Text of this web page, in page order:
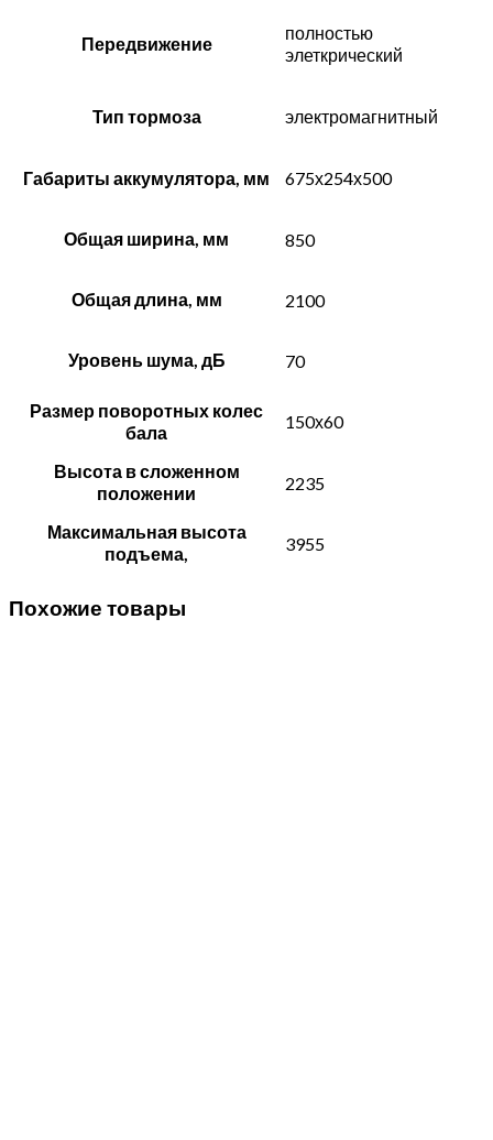
Передвижение
полностью
элеткрический
Тип тормоза электромагнитный
Габариты аккумулятора, мм 675х254х500
Общая ширина, мм 850
Общая длина, мм 2100
Уровень шума, дБ 70
Размер поворотных колес
бала
150х60
Высота в сложенном
положении
2235
Максимальная высота
подъема,
3955
Похожие товары